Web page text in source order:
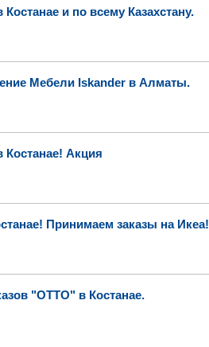
Костанае и по всему Казахстану.
Мебели Iskander в Алматы.
Костанае! Акция
Принимаем заказы на Икеа!
"ОТТО" в Костанае.